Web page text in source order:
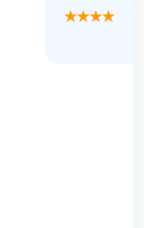
★★★★